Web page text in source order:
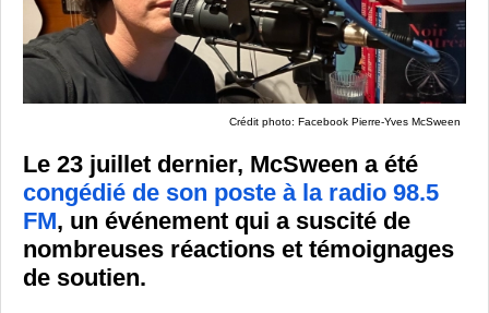
Crédit photo: Facebook Pierre-Yves McSween
Le 23 juillet dernier, McSween a été
congédié de son poste à la radio 98.5
FM, un événement qui a suscité de
nombreuses réactions et témoignages
de soutien.